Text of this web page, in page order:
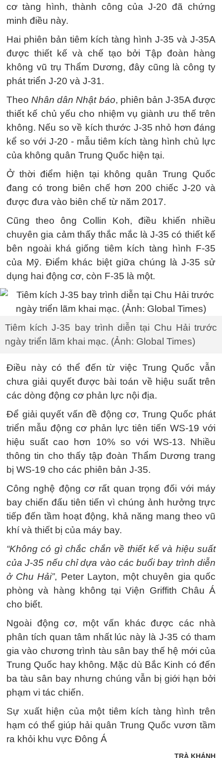
cơ tàng hình, thành công của J-20 đã chứng
minh điều này.
Hai phiên bản tiêm kích tàng hình J-35 và J-35A
được thiết kế và chế tạo bởi Tập đoàn hàng
không vũ trụ Thẩm Dương, đây cũng là công ty
phát triển J-20 và J-31.
TheoNhân dân Nhật báo, phiên bản J-35A được
thiết kế chủ yếu cho nhiệm vụ giành ưu thế trên
không. Nếu so về kích thước J-35 nhỏ hơn đáng
kể so với J-20 - mẫu tiêm kích tàng hình chủ lực
của không quân Trung Quốc hiện tại.
Ở thời điểm hiện tại không quân Trung Quốc
đang có trong biên chế hơn 200 chiếc J-20 và
được đưa vào biên chế từ năm 2017.
Cũng theo ông Collin Koh, điều khiến nhiều
chuyên gia cảm thấy thắc mắc là J-35 có thiết kế
bên ngoài khá giống tiêm kích tàng hình F-35
của Mỹ. Điểm khác biệt giữa chúng là J-35 sử
dụng hai động cơ, còn F-35 là một.
Tiêm kích J-35 bay trình diễn tại Chu Hải trước
ngày triển lãm khai mạc. (Ảnh: Global Times)
Điều này có thể đến từ việc Trung Quốc vẫn
chưa giải quyết được bài toán về hiệu suất trên
các dòng động cơ phản lực nội địa.
Để giải quyết vấn đề động cơ, Trung Quốc phát
triển mẫu động cơ phản lực tiên tiến WS-19 với
hiệu suất cao hơn 10% so với WS-13. Nhiều
thông tin cho thấy tập đoàn Thẩm Dương trang
bị WS-19 cho các phiên bản J-35.
Công nghệ động cơ rất quan trọng đối với máy
bay chiến đấu tiên tiến vì chúng ảnh hưởng trực
tiếp đến tầm hoạt động, khả năng mang theo vũ
khí và thiết bị của máy bay.
“Không có gì chắc chắn về thiết kế và hiệu suất
của J-35 nếu chỉ dựa vào các buổi bay trình diễn
ở Chu Hải”, Peter Layton, một chuyên gia quốc
phòng và hàng không tại Viện Griffith Châu Á
cho biết.
Ngoài động cơ, một vấn khác được các nhà
phân tích quan tâm nhất lúc này là J-35 có tham
gia vào chương trình tàu sân bay thế hệ mới của
Trung Quốc hay không. Mặc dù Bắc Kinh có đến
ba tàu sân bay nhưng chúng vẫn bị giới hạn bởi
phạm vi tác chiến.
Sự xuất hiện của một tiêm kích tàng hình trên
hạm có thể giúp hải quân Trung Quốc vươn tầm
ra khỏi khu vực Đông Á
TRÀ KHÁNH